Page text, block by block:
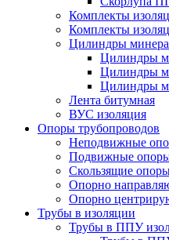
Комплекты
Комплекты
Цилиндры
Цилиндры
Цилиндры
Цилиндры
Лента битумная
ВУС изоляция
Опоры трубопроводов
Неподвижные
Подвижные
Скользящие
Опорно
Опорно
Трубы в изоляции
Трубы в ППУ